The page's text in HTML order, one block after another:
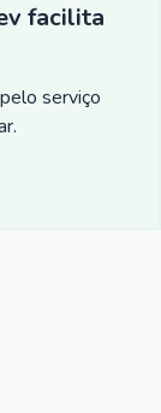
facilita
serviço